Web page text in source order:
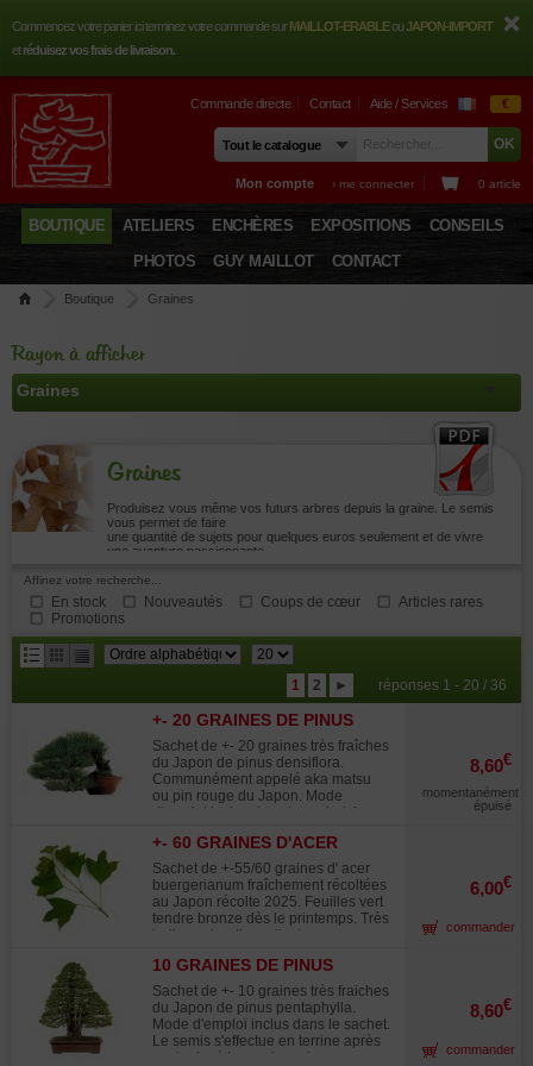
Commencez votre panier ici terminez votre commande surMAILLOT-ERABLEouJAPON-IMPORT
etréduisez vos frais de livraison.
Commande directe Contact Aide / Services €
Mon compte › me connecter 0 article
BOUTIQUE ATELIERS ENCHÈRES EXPOSITIONS
CONSEILS
PHOTOS
GUY MAILLOT CONTACT
Boutique Graines
Rayon à afficher
Graines
Produisez vous même vos futurs arbres depuis la graine. Le semis
vous permet de faire
une quantité de sujets pour quelques euros seulement et de vivre
une aventure passionnante.
Affinez votre recherche...
En stock Nouveautés Coups de cœur
Articles rares
Promotions
résultats
page
1 2 ► réponses 1 - 20 / 36
+- 20 GRAINES DE PINUS
DENSIFLORA
Sachet de +- 20 graines très fraîches
du Japon de pinus densiflora.
Communément appelé aka matsu
ou pin rouge du Japon. Mode
d'emploi inclus dans le sachet. Le
avoir placé les graines dans un
sachet plastique avec du sable frais
dans le bac à légumes du
réfrigérateur et ce durant 2 mois.
Puis ensuite faire le semis dans un
sol drainant à température ambiante.
pot individuel en fin de 1ere année.
novembre 2023.
8,60€
momentanément
épuisé
+- 60 GRAINES D'ACER
BUERGERIANUM
Sachet de +-55/60 graines d' acer
buergerianum fraîchement récoltées
au Japon récolte 2025. Feuilles vert
tendre bronze dès le printemps. Très
belles colorations d'automne rouge
d'emploi inclus dans le sachet.
L'érable de burger est de culture
facile et de croissance rapide, il est
très souvent formé en bonsaï par les
professionnels et les amateurs
japonais car pratiquement tous les
6,00€
commander
10 GRAINES DE PINUS
PENTAPHYLLA
Sachet de +- 10 graines très fraiches
du Japon de pinus pentaphylla.
Mode d'emploi inclus dans le sachet.
Le semis s'effectue en terrine après
avoir placé les graines dans un
8,60€
commander